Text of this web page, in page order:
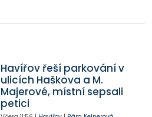
Havířov řeší parkování v
ulicích Haškova a M.
Majerové, místní sepsali
petici